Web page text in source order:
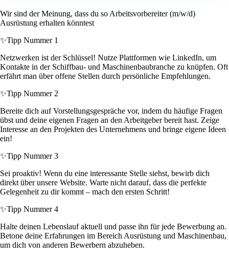
Wir sind der Meinung, dass du so Arbeitsvorbereiter (m/w/d)
Ausrüstung erhalten könntest
✨Tipp Nummer 1
Netzwerken ist der Schlüssel! Nutze Plattformen wie LinkedIn, um
Kontakte in der Schiffbau- und Maschinenbaubranche zu knüpfen. Oft
erfährt man über offene Stellen durch persönliche Empfehlungen.
✨Tipp Nummer 2
Bereite dich auf Vorstellungsgespräche vor, indem du häufige Fragen
übst und deine eigenen Fragen an den Arbeitgeber bereit hast. Zeige
Interesse an den Projekten des Unternehmens und bringe eigene Ideen
ein!
✨Tipp Nummer 3
Sei proaktiv! Wenn du eine interessante Stelle siehst, bewirb dich
direkt über unsere Website. Warte nicht darauf, dass die perfekte
Gelegenheit zu dir kommt – mach den ersten Schritt!
✨Tipp Nummer 4
Halte deinen Lebenslauf aktuell und passe ihn für jede Bewerbung an.
Betone deine Erfahrungen im Bereich Ausrüstung und Maschinenbau,
um dich von anderen Bewerbern abzuheben.